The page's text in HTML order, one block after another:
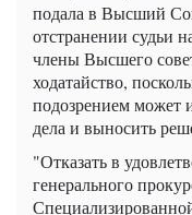
подала в Высший
отстранении судьи
члены Высшего
ходатайство,
подозрением может
дела и выносить
"Отказать в
генерального